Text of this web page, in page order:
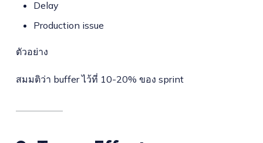
Delay
Production issue
ตัวอย่าง
สมมติว่า buffer ไว้ที่ 10-20% ของ sprint